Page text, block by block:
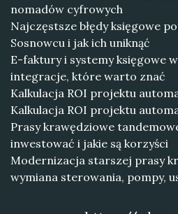
nomadów cyfrowych
Najczęstsze błędy księgowe
Sosnowcu i jak ich uniknąć
E-faktury i systemy księgowe
integracje, które warto znać
Kalkulacja ROI projektu
Kalkulacja ROI projektu
Prasy krawędziowe
inwestować i jakie są korzyści
Modernizacja starszej prasy
wymiana sterowania, pompy,